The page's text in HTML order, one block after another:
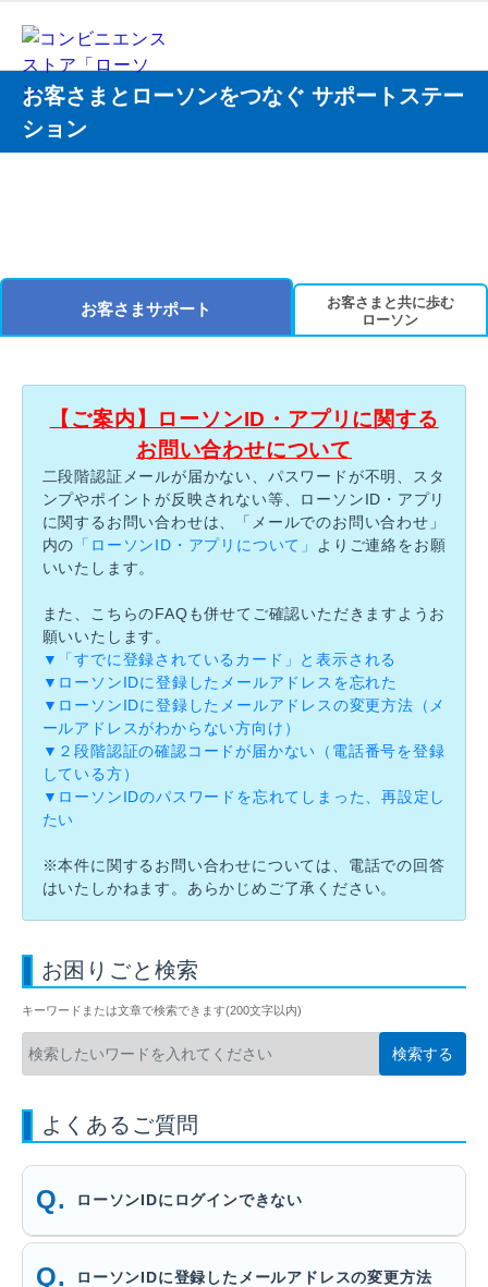
お客さまとローソンをつなぐ サポートステー
ション
お客さまサポート
お客さまと共に歩む
ローソン
【ご案内】ローソンID・アプリに関する
お問い合わせについて
二段階認証メールが届かない、パスワードが不明、スタ
ンプやポイントが反映されない等、ローソンID・アプリ
に関するお問い合わせは、「メールでのお問い合わせ」
内の 「ローソンID・アプリについて」
よりご連絡をお願
いいたします。
また、こちらのFAQも併せてご確認いただきますようお
願いいたします。
▼「すでに登録されているカード」と表示される
▼ローソンIDに登録したメールアドレスを忘れた
▼ローソンIDに登録したメールアドレスの変更方法（メ
ールアドレスがわからない方向け）
▼２段階認証の確認コードが届かない（電話番号を登録
している方）
▼ローソンIDのパスワードを忘れてしまった、再設定し
たい
※本件に関するお問い合わせについては、電話での回答
はいたしかねます。あらかじめご了承ください。
お困りごと検索
キーワードまたは文章で検索できます(200文字以内)
よくあるご質問
ローソンIDにログインできない
ローソンIDに登録したメールアドレスの変更方法